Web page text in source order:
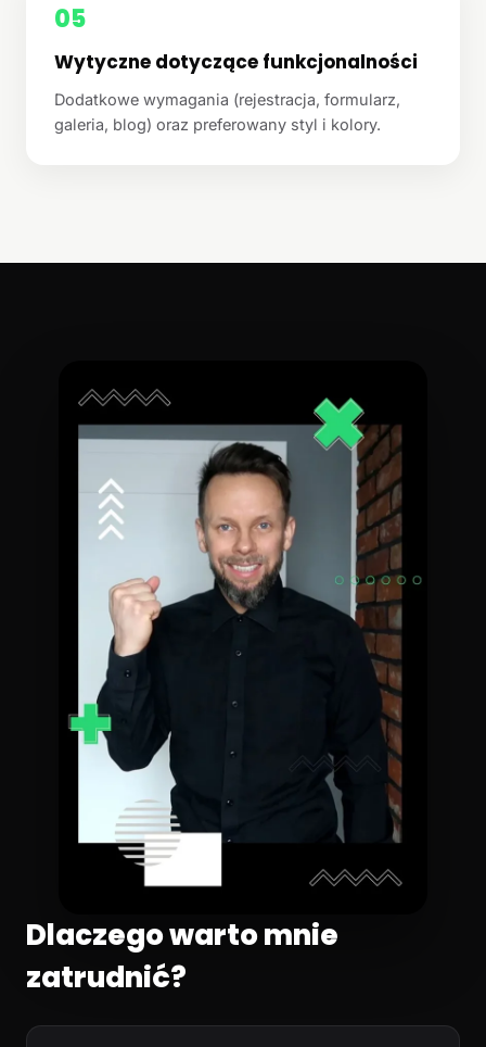
05
Wytyczne dotyczące funkcjonalności
Dodatkowe wymagania (rejestracja, formularz,
galeria, blog) oraz preferowany styl i kolory.
Dlaczego warto mnie
zatrudnić?